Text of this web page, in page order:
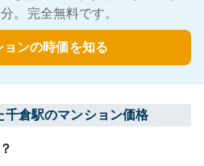
。完全無料です。
ンの時価を知る
倉駅のマンション価格